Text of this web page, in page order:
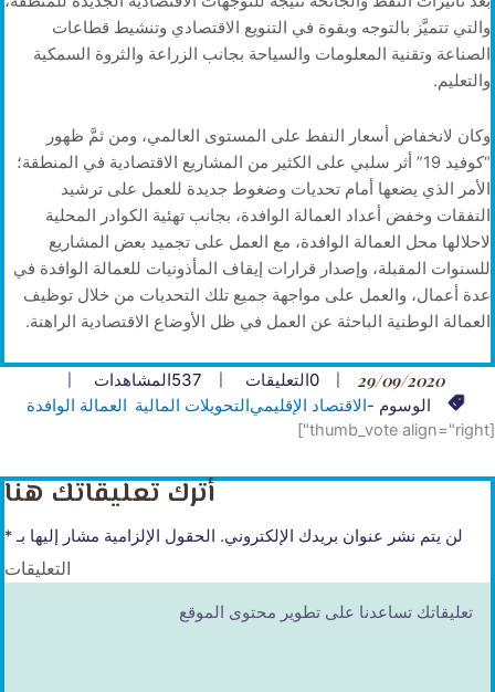
والتي تتميَّز بالتوجه وبقوة في التنويع الاقتصادي وتنشيط قطاعات
الصناعة وتقنية المعلومات والسياحة بجانب الزراعة والثروة السمكية
والتعليم.
وكان لانخفاض أسعار النفط على المستوى العالمي، ومن ثمَّ ظهور
“كوفيد 19” أثر سلبي على الكثير من المشاريع الاقتصادية في المنطقة؛
الأمر الذي يضعها أمام تحديات وضغوط جديدة للعمل على ترشيد
النفقات وخفض أعداد العمالة الوافدة، بجانب تهئية الكوادر المحلية
لاحلالها محل العمالة الوافدة، مع العمل على تجميد بعض المشاريع
للسنوات المقبلة، وإصدار قرارات إيقاف المأذونيات للعمالة الوافدة في
عدة أعمال، والعمل على مواجهة جميع تلك التحديات من خلال توظيف
العمالة الوطنية الباحثة عن العمل في ظل الأوضاع الاقتصادية الراهنة.
29/09/2020
0التعليقات 537المشاهدات
الوسوم -الاقتصاد الإقليميالتحويلات المالية العمالة الوافدة
[thumb_vote align="right"]
أترك تعليقاتك هنا
لن يتم نشر عنوان بريدك الإلكتروني. الحقول الإلزامية مشار إليها بـ*
التعليقات